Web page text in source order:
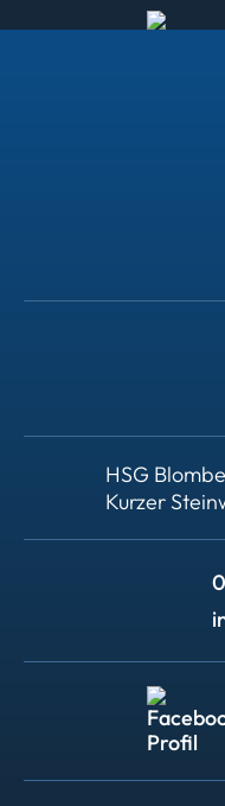
HSG
Kurzer